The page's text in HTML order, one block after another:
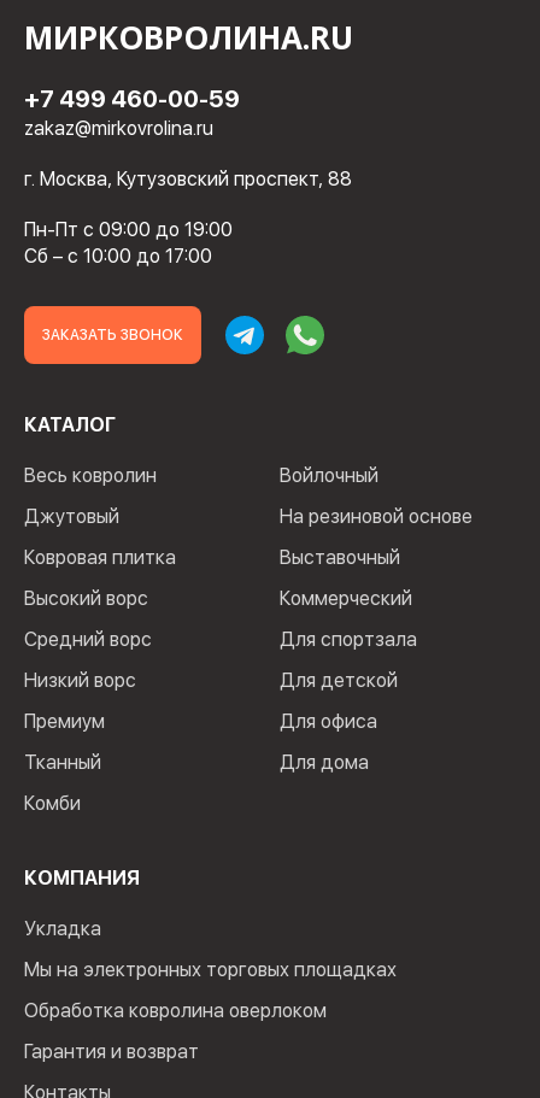
МИРКОВРОЛИНА.RU
+7 499 460-00-59
zakaz@mirkovrolina.ru
г. Москва, Кутузовский проспект, 88
Пн-Пт с 09:00 до 19:00
Сб – с 10:00 до 17:00
ЗАКАЗАТЬ ЗВОНОК
КАТАЛОГ
Весь ковролин
Джутовый
Ковровая плитка
Высокий ворс
Средний ворс
Низкий ворс
Премиум
Тканный
Комби
Войлочный
На резиновой основе
Выставочный
Коммерческий
Для спортзала
Для детской
Для офиса
Для дома
КОМПАНИЯ
Укладка
Мы на электронных торговых площадках
Обработка ковролина оверлоком
Гарантия и возврат
Контакты